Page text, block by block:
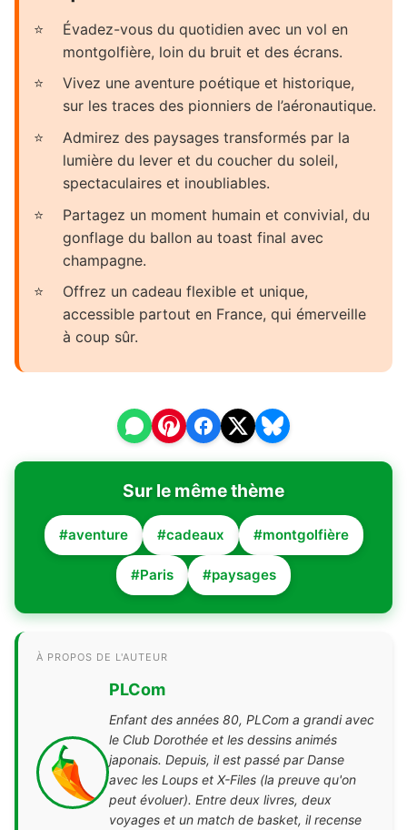
Évadez-vous du quotidien avec un vol en
montgolfière, loin du bruit et des écrans.
Vivez une aventure poétique et historique,
sur les traces des pionniers de l’aéronautique.
Admirez des paysages transformés par la
lumière du lever et du coucher du soleil,
spectaculaires et inoubliables.
Partagez un moment humain et convivial, du
gonflage du ballon au toast final avec
champagne.
Offrez un cadeau flexible et unique,
accessible partout en France, qui émerveille
à coup sûr.
Sur le même thème
#aventure #cadeaux #montgolfière
#Paris #paysages
À PROPOS DE L'AUTEUR
PLCom
Enfant des années 80, PLCom a grandi avec
le Club Dorothée et les dessins animés
japonais. Depuis, il est passé par Danse
avec les Loups et X-Files (la preuve qu'on
peut évoluer). Entre deux livres, deux
voyages et un match de basket, il recense